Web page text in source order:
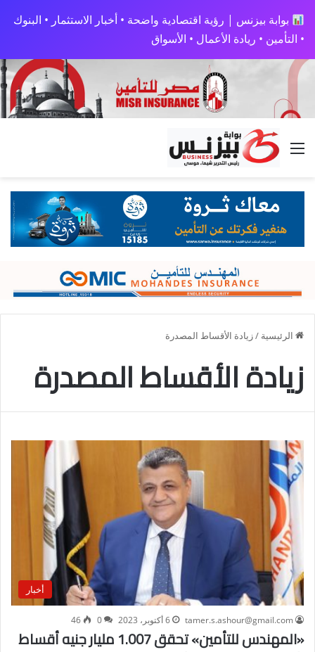
بوابة بيزنس | رؤية اقتصادية واضحة • أخبار الاستثمار • البنوك
• التأمين • ريادة الأعمال • الأسواق
القائمة
الرئيسية /زيادة الأقساط المصدرة
زيادة الأقساط المصدرة
أخبار
tamer.s.ashour@gmail.com 6 أكتوبر، 2023 0
46
«المهندس للتأمين» تحقق 1.007 مليار جنيه أقساط